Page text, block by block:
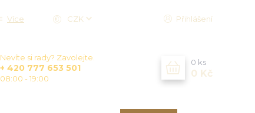
Více CZK Přihlášení
Nevíte si rady? Zavolejte.
+ 420 777 653 501
08:00 - 19:00
0 ks
0 Kč